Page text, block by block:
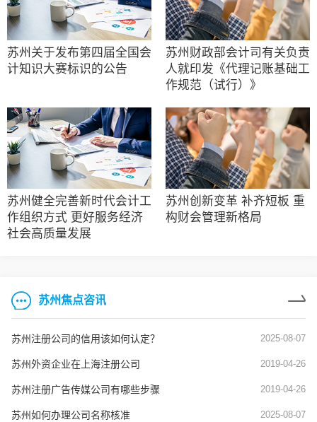
苏州关于发布第四届全国会
计知识大赛标识的公告
苏州财政部会计司有关负责
人就印发《代理记账基础工
作规范（试行）》
苏州健全完善新时代会计工
作组织方式 更好服务经济
社会高质量发展
苏州创新变革 补齐短板 重
构财会管理新格局
苏州焦点咨讯
苏州注册公司的信用该如何认定？ 2025-08-07
苏州外资企业在上海注册公司 2019-04-26
苏州注册广告传媒公司有哪些步骤 2019-04-26
苏州如何办理公司名称核准 2025-08-07